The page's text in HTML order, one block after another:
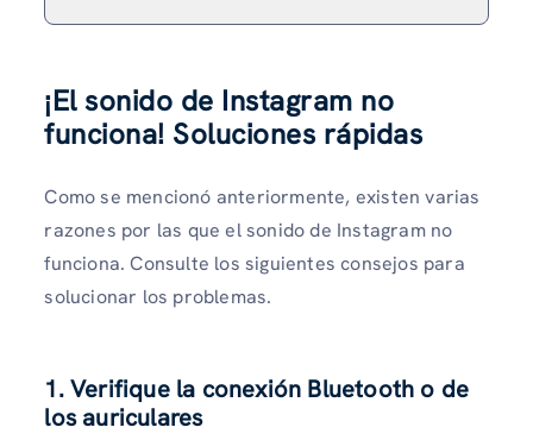
¡El sonido de Instagram no
funciona! Soluciones rápidas
Como se mencionó anteriormente, existen varias
razones por las que el sonido de Instagram no
funciona. Consulte los siguientes consejos para
solucionar los problemas.
1. Verifique la conexión Bluetooth o de
los auriculares